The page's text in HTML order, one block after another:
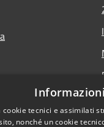
cookie tecnici e assimilati
nonché un cookie